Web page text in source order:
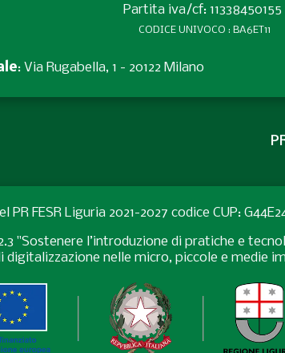
Partita iva/cf: 11338450155
CODICE UNIVOCO : BA6ET11
: Via Rugabella, 1 - 20122 Milano
FESR Liguria 2021-2027 codice CUP:
"Sostenere l’introduzione di pratiche e
nelle micro, piccole e medie